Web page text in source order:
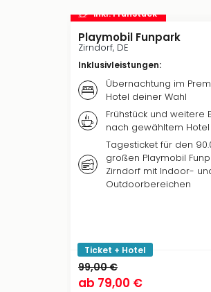
inkl. Frühstück
Playmobil Funpark
Zirndorf, DE
Inklusivleistungen:
Übernachtung im
Hotel deiner Wahl
Frühstück und weitere
nach gewähltem Hotel
Tagesticket für den
großen Playmobil
Zirndorf mit Indoor-
Outdoorbereichen
Ticket + Hotel
99,00 €
ab 79,00 €